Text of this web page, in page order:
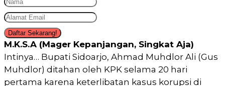
Daftar Sekarang!
M.K.S.A (Mager Kepanjangan, Singkat Aja)
Intinya… Bupati Sidoarjo, Ahmad Muhdlor Ali (Gus
Muhdlor) ditahan oleh KPK selama 20 hari
pertama karena keterlibatan kasus korupsi di